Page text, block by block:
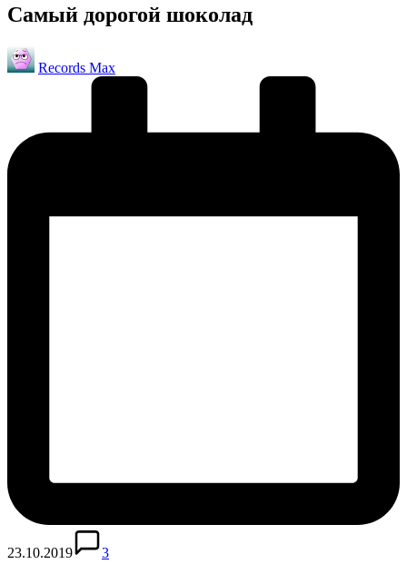
Самый дорогой шоколад
Запись
от
Records Max
23.10.2019
3